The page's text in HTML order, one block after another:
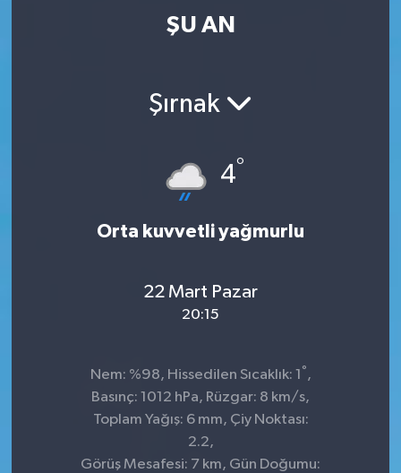
ŞU AN
Şırnak
4°
Orta kuvvetli yağmurlu
22 Mart Pazar
20:15
Nem: %98, Hissedilen Sıcaklık: 1 ° ,
Basınç: 1012 hPa, Rüzgar: 8 km/s,
Toplam Yağış: 6 mm, Çiy Noktası:
2.2,
Görüş Mesafesi: 7 km, Gün Doğumu: